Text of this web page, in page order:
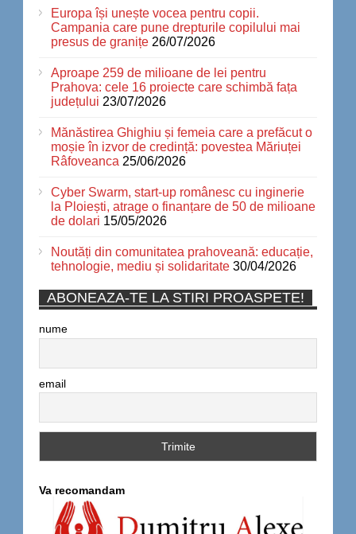
Europa își unește vocea pentru copii.
Campania care pune drepturile copilului mai
presus de granițe 26/07/2026
Aproape 259 de milioane de lei pentru
Prahova: cele 16 proiecte care schimbă fața
județului 23/07/2026
Mănăstirea Ghighiu și femeia care a prefăcut o
moșie în izvor de credință: povestea Măriuței
Râfoveanca 25/06/2026
Cyber Swarm, start-up românesc cu inginerie
la Ploiești, atrage o finanțare de 50 de milioane
de dolari 15/05/2026
Noutăți din comunitatea prahoveană: educație,
tehnologie, mediu și solidaritate 30/04/2026
ABONEAZA-TE LA STIRI PROASPETE!
nume
email
Va recomandam